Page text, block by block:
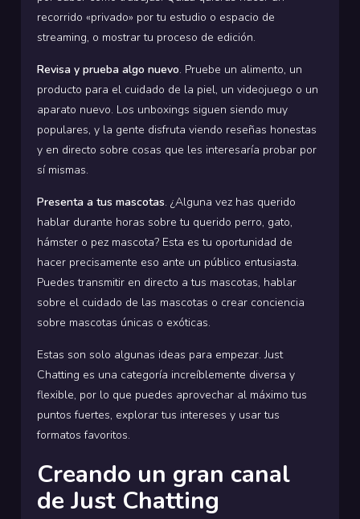
recorrido «privado» por tu estudio o espacio de
streaming, o mostrar tu proceso de edición.
Revisa y prueba algo nuevo. Pruebe un alimento, un
producto para el cuidado de la piel, un videojuego o un
aparato nuevo. Los unboxings siguen siendo muy
populares, y la gente disfruta viendo reseñas honestas
y en directo sobre cosas que les interesaría probar por
sí mismas.
Presenta a tus mascotas. ¿Alguna vez has querido
hablar durante horas sobre tu querido perro, gato,
hámster o pez mascota? Esta es tu oportunidad de
hacer precisamente eso ante un público entusiasta.
Puedes transmitir en directo a tus mascotas, hablar
sobre el cuidado de las mascotas o crear conciencia
sobre mascotas únicas o exóticas.
Estas son solo algunas ideas para empezar. Just
Chatting es una categoría increíblemente diversa y
flexible, por lo que puedes aprovechar al máximo tus
puntos fuertes, explorar tus intereses y usar tus
formatos favoritos.
Creando un gran canal
de Just Chatting